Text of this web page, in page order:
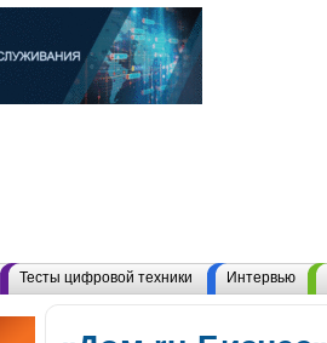
Тесты цифровой техники Интервью